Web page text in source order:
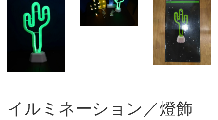
イルミネーション／燈飾